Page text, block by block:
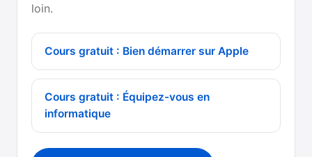
loin.
Cours gratuit : Bien démarrer sur Apple
Cours gratuit : Équipez-vous en
informatique